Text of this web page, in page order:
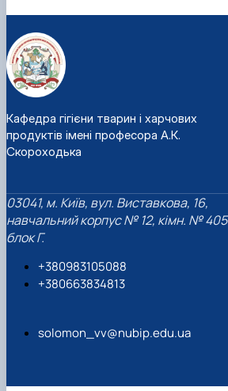
Кафедра гігієни тварин і харчових
продуктів імені професора А.К.
Скороходька
03041, м. Київ, вул. Виставкова, 16,
навчальний корпус № 12, кімн. № 405
блок Г.
+380983105088
+380663834813
solomon_vv@nubip.edu.ua